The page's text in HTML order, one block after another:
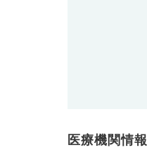
医療機関情報